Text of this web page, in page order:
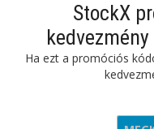
StockX
Ha ezt a promóciós